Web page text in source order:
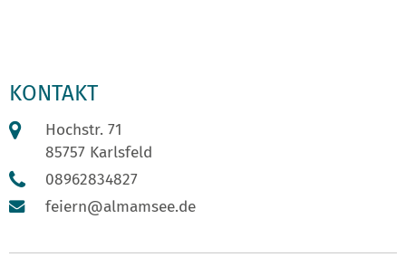
KONTAKT
Hochstr. 71
85757 Karlsfeld
08962834827
feiern@almamsee.de